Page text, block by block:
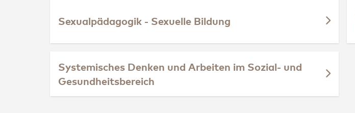
Sexualpädagogik - Sexuelle Bildung
Systemisches Denken und Arbeiten im Sozial- und
Gesundheitsbereich